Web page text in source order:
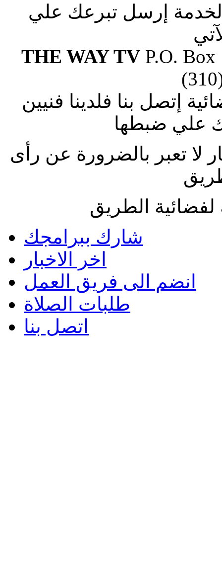
إرسل تبرعك علي
THE WAY TVP.O. Box
إتصل بنا فلدينا فنيين
علي ضبطها
لا تعبر بالضرورة عن رأى
الطريق
شارك ببرامجك
اخر الاخبار
انضم الى فريق العمل
طلبات الصلاة
اتصل بنا